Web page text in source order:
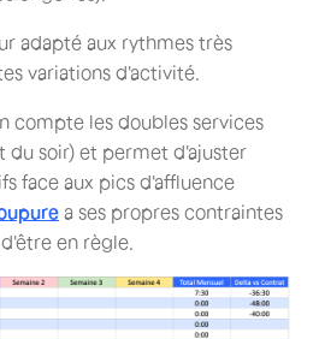
adapté aux rythmes très
variations d'activité.
compte les doubles services
du soir) et permet d'ajuster
face aux pics d'affluence
a ses propres contraintes
en règle.